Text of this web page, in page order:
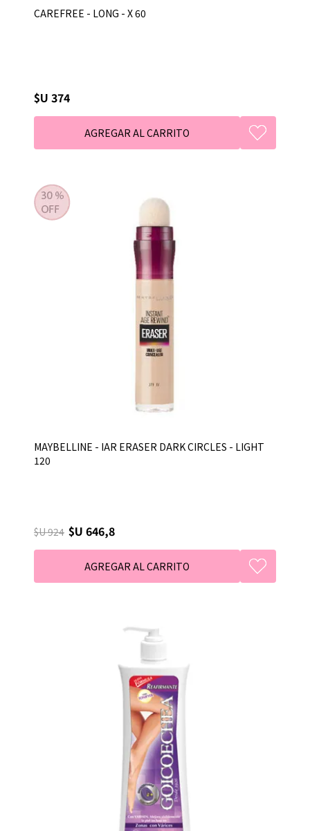
CAREFREE - LONG - X 60
$U 374
MAYBELLINE - IAR ERASER DARK CIRCLES - LIGHT
120
$U 924 $U 646,8